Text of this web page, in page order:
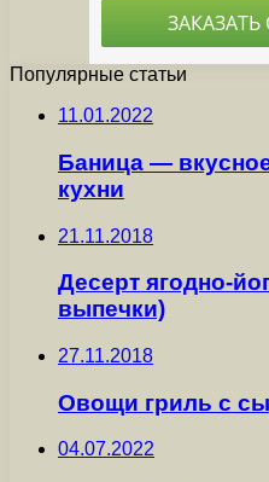
Популярные статьи
11.01.2022
Баница —
кухни
21.11.2018
Десерт ягодно-
выпечки)
27.11.2018
Овощи гриль с
04.07.2022